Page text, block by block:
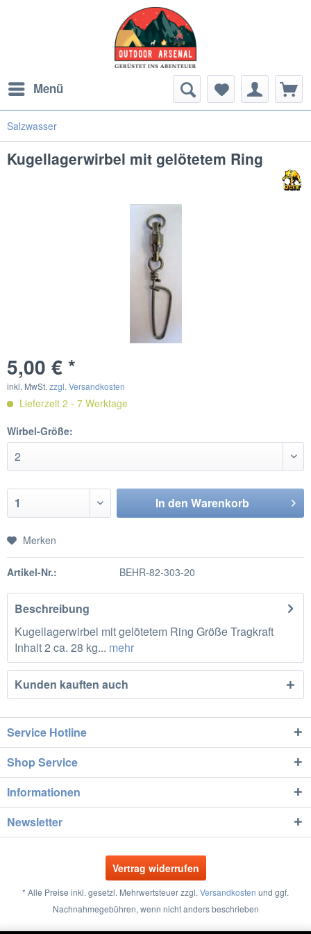
Menü
Salzwasser
Kugellagerwirbel mit gelötetem Ring
5,00 € *
inkl. MwSt. zzgl. Versandkosten
Lieferzeit 2 - 7 Werktage
Wirbel-Größe:
In den Warenkorb
Merken
Artikel-Nr.: BEHR-82-303-20
Beschreibung
Kugellagerwirbel mit gelötetem Ring Größe Tragkraft
Inhalt 2 ca. 28 kg... mehr
Kunden kauften auch
Service Hotline
Shop Service
Informationen
Newsletter
Vertrag widerrufen
* Alle Preise inkl. gesetzl. Mehrwertsteuer zzgl. Versandkosten und ggf.
Nachnahmegebühren, wenn nicht anders beschrieben